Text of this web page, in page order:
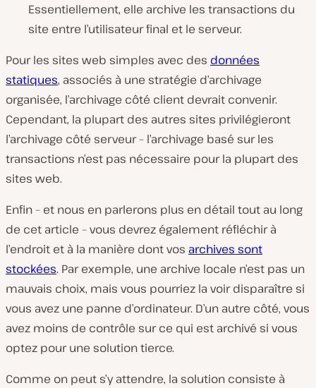
Essentiellement, elle archive les transactions du
site entre l’utilisateur final et le serveur.
Pour les sites web simples avec des données
statiques, associés à une stratégie d’archivage
organisée, l’archivage côté client devrait convenir.
Cependant, la plupart des autres sites privilégieront
l’archivage côté serveur – l’archivage basé sur les
transactions n’est pas nécessaire pour la plupart des
sites web.
Enfin – et nous en parlerons plus en détail tout au long
de cet article – vous devrez également réfléchir à
l’endroit et à la manière dont vos archives sont
stockées. Par exemple, une archive locale n’est pas un
mauvais choix, mais vous pourriez la voir disparaître si
vous avez une panne d’ordinateur. D’un autre côté, vous
avez moins de contrôle sur ce qui est archivé si vous
optez pour une solution tierce.
Comme on peut s’y attendre, la solution consiste à